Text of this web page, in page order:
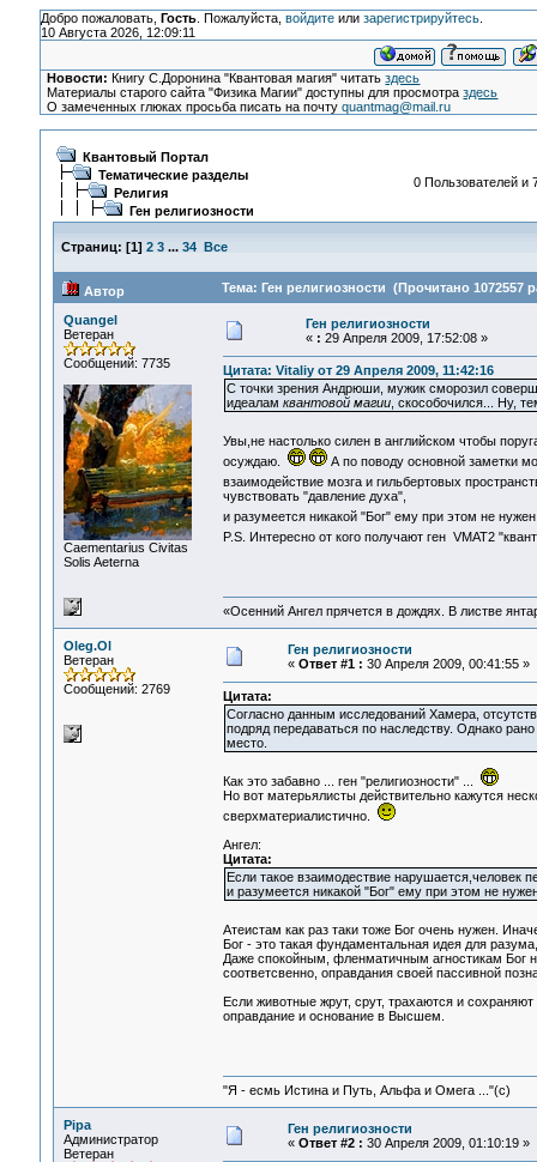
Добро пожаловать, Гость. Пожалуйста, войдитеили зарегистрируйтесь.
10 Августа 2026, 12:09:11
Новости: Книгу С.Доронина "Квантовая магия" читатьздесь
Материалы старого сайта "Физика Магии" доступны для просмотраздесь
О замеченных глюках просьба писать на почтуquantmag@mail.ru
Квантовый Портал
Тематические разделы
Религия
Ген религиозности
0 Пользователей и
Страниц: [1] 2 3 ... 34 Все
Автор Тема: Ген религиозности (Прочитано 1072557
Quangel
Ветеран
Сообщений: 7735
Сaementarius Civitas
Solis Aeterna
Ген религиозности
« : 29 Апреля 2009, 17:52:08 »
Цитата: Vitaliy от 29 Апреля 2009, 11:42:16
С точки зрения Андрюши, мужик сморозил
идеалам квантовой магии, скособочился... Ну,
Увы,не настолько силен в английском чтобы
осуждаю.
А по поводу основной заметки
взаимодействие мозга и гильбертовых
чувствовать "давление духа",
и разумеется никакой "Бог" ему при этом не
P.S. Интересно от кого получают ген VMAT2
«Осенний Ангел прячется в дождях. В листве
Oleg.Ol
Ветеран
Сообщений: 2769
Ген религиозности
« Ответ #1 : 30 Апреля 2009, 00:41:55 »
Цитата:
Согласно данным исследований Хамера,
подряд передаваться по наследству. Однако
место.
Как это забавно ... ген "религиозности" ...
Но вот матерьялисты действительно кажутся
сверхматериалистично.
Ангел:
Цитата:
Если такое взаимодествие нарушается,человек
и разумеется никакой "Бог" ему при этом не
Атеистам как раз таки тоже Бог очень нужен.
Бог - это такая фундаментальная идея для
Даже спокойным, фленматичным агностикам Бог
соответсвенно, оправдания своей пассивной
Если животные жрут, срут, трахаются и
оправдание и основание в Высшем.
"Я - есмь Истина и Путь, Альфа и Омега ..."(с)
Pipa
Администратор
Ветеран
Ген религиозности
« Ответ #2 : 30 Апреля 2009, 01:10:19 »